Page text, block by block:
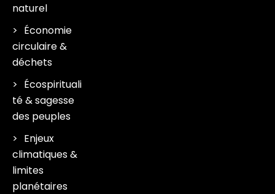
naturel
Économie
circulaire &
déchets
Écospirituali
té & sagesse
des peuples
Enjeux
climatiques &
limites
planétaires